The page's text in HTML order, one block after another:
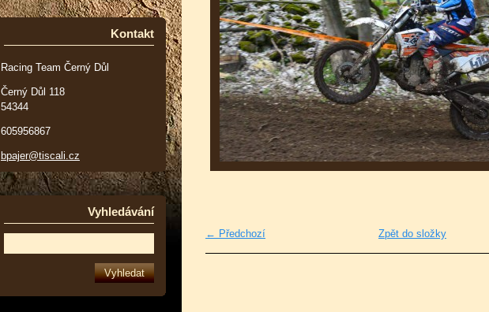
← Předchozí Zpět do složky
Kontakt
Racing Team Černý Důl
Černý Důl 118
54344
605956867
bpajer@tiscali.cz
Vyhledávání